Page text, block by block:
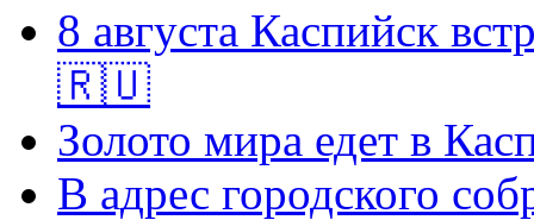
8 августа Каспийск
🇷🇺
Золото мира едет в
В адрес городского